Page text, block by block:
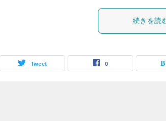
続きを読
Tweet 0